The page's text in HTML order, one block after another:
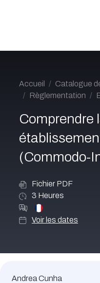
Accueil
Catalogue
Règlementation
Comprendre
(Commodo-
Fichier PDF
3 Heures
Voir les dates
Andrea Cunha